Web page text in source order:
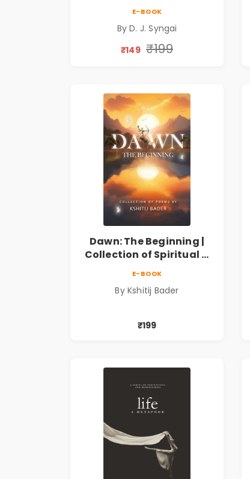
Love, Healing, Self-
Discovery & Emotional
E-BOOK
By D. J. Syngai
₹149 ₹199
Dawn: The Beginning |
Collection of Spiritual &
E-BOOK
By Kshitij Bader
₹199